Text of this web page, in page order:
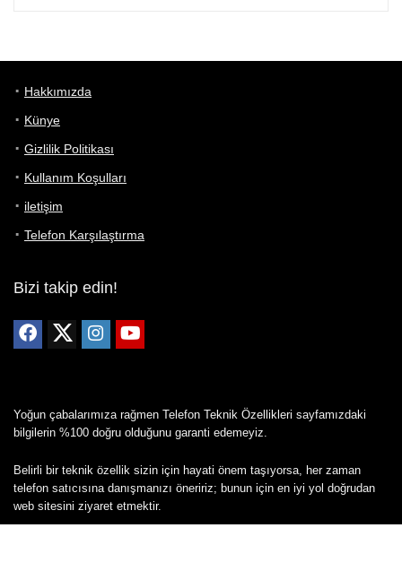
Hakkımızda
Künye
Gizlilik Politikası
Kullanım Koşulları
iletişim
Telefon Karşılaştırma
Bizi takip edin!
Yoğun çabalarımıza rağmen Telefon Teknik Özellikleri sayfamızdaki
bilgilerin %100 doğru olduğunu garanti edemeyiz.
Belirli bir teknik özellik sizin için hayati önem taşıyorsa, her zaman
telefon satıcısına danışmanızı öneririz; bunun için en iyi yol doğrudan
web sitesini ziyaret etmektir.